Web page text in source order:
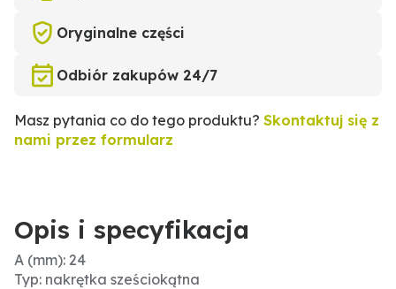
Oryginalne części
Odbiór zakupów 24/7
Masz pytania co do tego produktu? Skontaktuj się z
nami przez formularz
Opis i specyfikacja
A (mm): 24
Typ: nakrętka sześciokątna